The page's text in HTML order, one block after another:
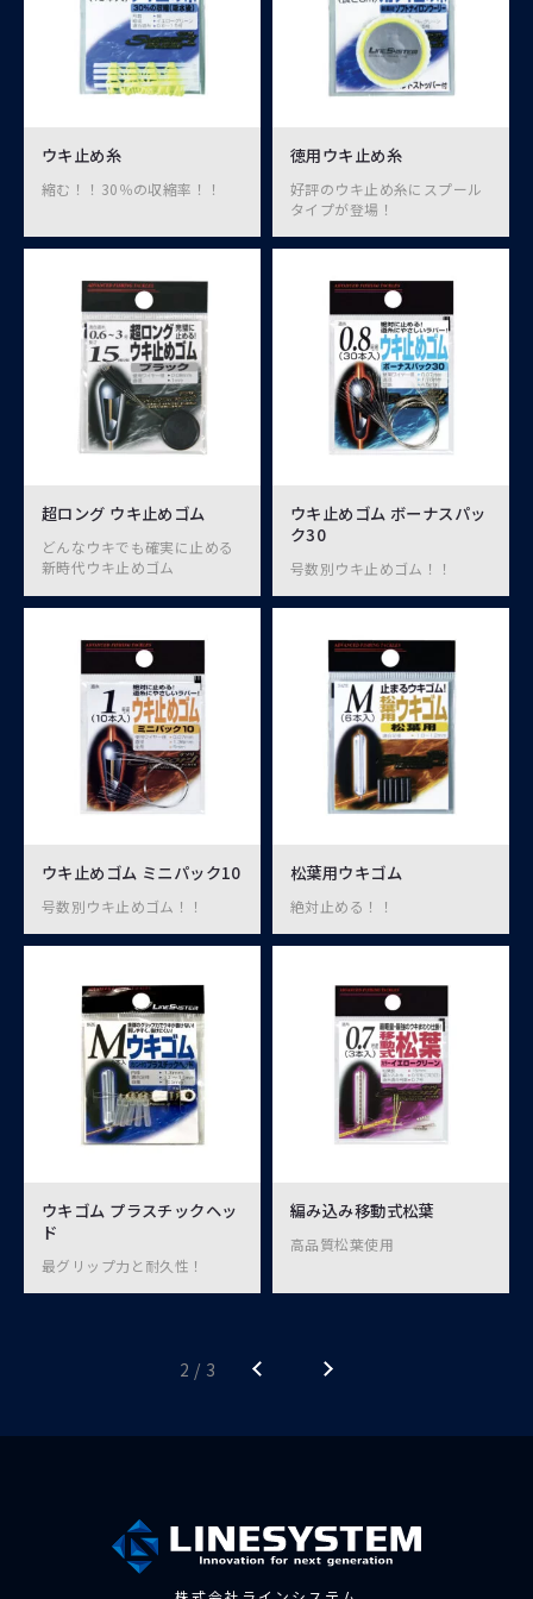
ウキ止め糸
縮む！！30％の収縮率！！
徳用ウキ止め糸
好評のウキ止め糸にスプール
タイプが登場！
超ロング ウキ止めゴム
どんなウキでも確実に止める
新時代ウキ止めゴム
ウキ止めゴム ボーナスパッ
ク30
号数別ウキ止めゴム！！
ウキ止めゴム ミニパック10
号数別ウキ止めゴム！！
松葉用ウキゴム
絶対止める！！
ウキゴム プラスチックヘッ
ド
最グリップ力と耐久性！
編み込み移動式松葉
高品質松葉使用
2 / 3